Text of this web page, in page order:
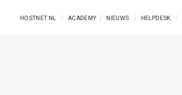
HOSTNET.NL ACADEMY NIEUWS HELPDESK